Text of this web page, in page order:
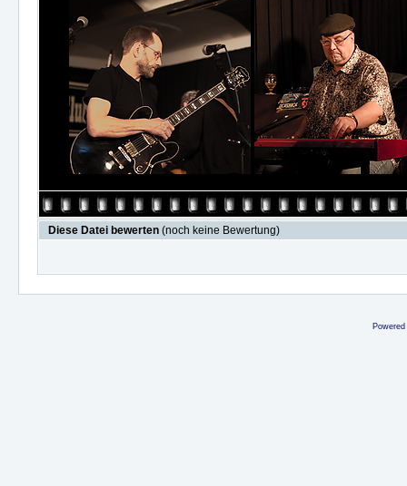
Diese Datei bewerten (noch keine Bewertung)